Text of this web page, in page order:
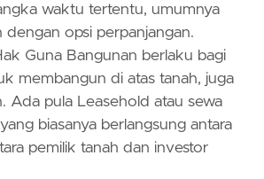
waktu tertentu, umumnya
dengan opsi perpanjangan.
Guna Bangunan berlaku bagi
membangun di atas tanah, juga
Ada pula Leasehold atau sewa
biasanya berlangsung antara
pemilik tanah dan investor